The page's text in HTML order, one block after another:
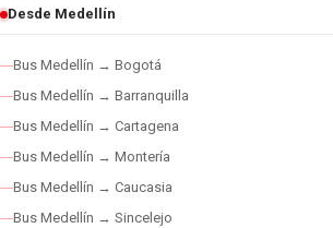
Desde Medellín
Bus Medellín → Bogotá
Bus Medellín → Barranquilla
Bus Medellín → Cartagena
Bus Medellín → Montería
Bus Medellín → Caucasia
Bus Medellín → Sincelejo